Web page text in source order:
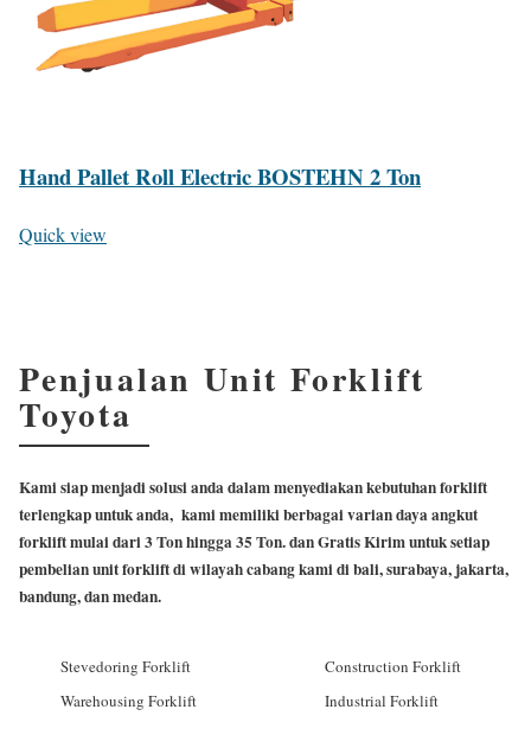
Hand Pallet Roll Electric BOSTEHN 2 Ton
Quick view
Penjualan Unit Forklift
Toyota
Kami siap menjadi solusi anda dalam menyediakan kebutuhan forklift
terlengkap untuk anda, kami memiliki berbagai varian daya angkut
forklift mulai dari 3 Ton hingga 35 Ton. dan Gratis Kirim untuk setiap
pembelian unit forklift di wilayah cabang kami di bali, surabaya, jakarta,
bandung, dan medan.
Stevedoring Forklift
Warehousing Forklift
Construction Forklift
Industrial Forklift